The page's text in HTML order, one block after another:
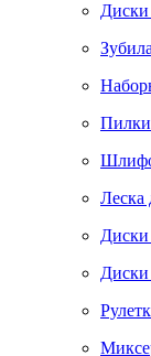
Пилки
Леска
Диски